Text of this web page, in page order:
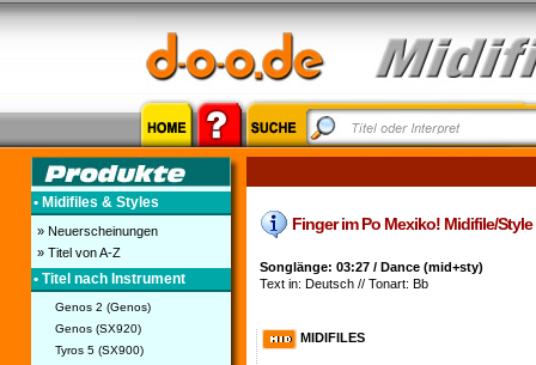
• Midifiles & Styles
» Neuerscheinungen
» Titel von A-Z
• Titel nach Instrument
Genos 2 (Genos)
Genos (SX920)
Tyros 5 (SX900)
Finger im Po Mexiko! Midifile/
Songlänge: 03:27 / Dance (mid+sty)
Text in: Deutsch // Tonart: Bb
MIDIFILES